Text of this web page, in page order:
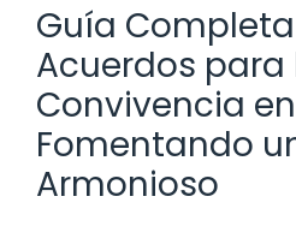
Guía
Acuerdos para
Convivencia
Fomentando
Armonioso